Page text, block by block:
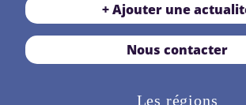
+ Ajouter une
Nous contacter
Les régions